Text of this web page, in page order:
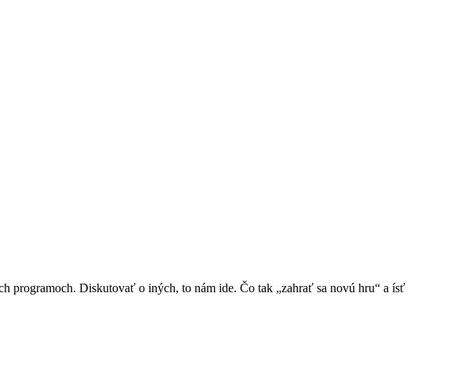
programoch. Diskutovať o iných, to nám ide. Čo tak „zahrať sa novú hru“ a ísť